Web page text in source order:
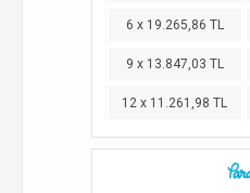
6 x 19.265,86 TL
9 x 13.847,03 TL
12 x 11.261,98 TL